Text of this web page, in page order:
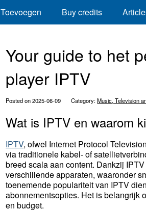
Toevoegen Buy credits
Your guide to het
player IPTV
Posted on 2025-06-09 Category:Music, Television
Wat is IPTV en waarom
IPTV, ofwel Internet Protocol
via traditionele kabel- of
breed scala aan content. Dankzij
verschillende apparaten, waaronder
toenemende populariteit van IPTV
abonnementsopties. Het is belangrijk
en budget.